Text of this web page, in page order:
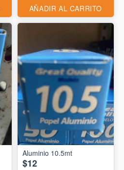
AÑADIR AL CARRITO
Aluminio 10.5mt
$12